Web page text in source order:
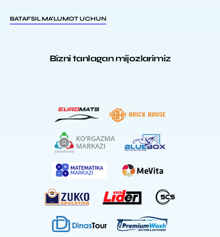
BATAFSIL MA'LUMOT UCHUN
Bizni tanlagan mijozlarimiz